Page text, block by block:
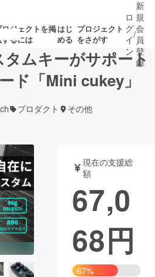
ロジェクトを掲
るには
はじ
める
プロジェクト
をさがす
着プロ
募集終了が近いプ
ロジェクト
音楽
ジェット ゲーム・
書籍・雑誌
チャレンジ
ロ
グ
イ
ン
/
新
規
会
員
登
録
ムキーがサポート
ド「Mini cukey」
プロダクト その他
現在の支援総
額
67,0
68円
67%